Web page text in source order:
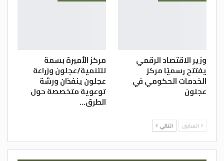
وزير الاقتصاد الرقمي
يفتتح رسميًا مركز
الخدمات الحكومي في
عجلون
مركز الأميرة بسمة
للتنمية/عجلون وزراعة
عجلون ينفذان ورشة
توعوية متخصصة حول
الطرق…
السابق التالي